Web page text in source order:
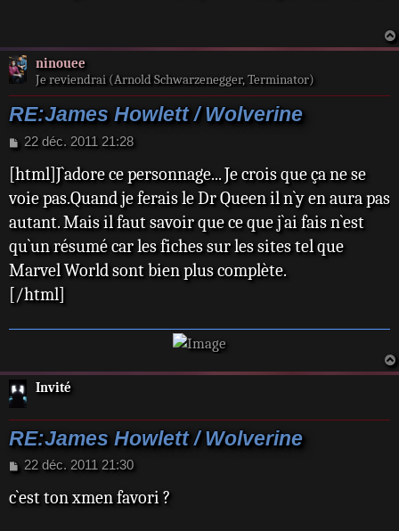
e
ninouee
Je reviendrai (Arnold Schwarzenegger, Terminator)
RE:James Howlett / Wolverine
M
s
a
g
22 déc. 2011 21:28
[html]J`adore ce personnage... Je crois que ça ne se
voie pas.Quand je ferais le Dr Queen il n`y en aura pas
autant. Mais il faut savoir que ce que j`ai fais n`est
qu`un résumé car les fiches sur les sites tel que
Marvel World sont bien plus complète.
[/html]
Invité
RE:James Howlett / Wolverine
M
s
22 déc. 2011 21:30
c`est ton xmen favori ?